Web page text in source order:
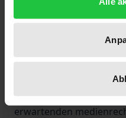
Analyse die
verdeutlicht, warum
Rundfunk auch künftig
muß, und zeigt in einem
erwartenden